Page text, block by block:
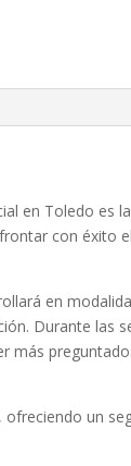
en Toledo es
con éxito
en
Durante las
un